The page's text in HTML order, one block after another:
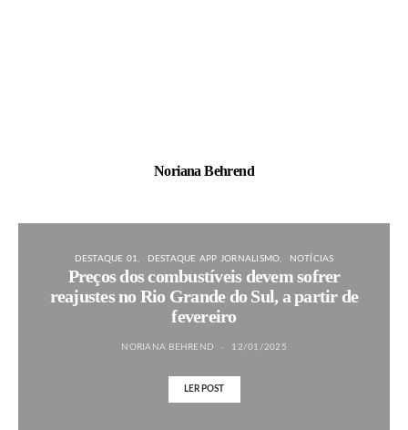
Noriana Behrend
DESTAQUE 01 DESTAQUE APP JORNALISMO NOTÍCIAS
Preços dos combustíveis devem sofrer
reajustes no Rio Grande do Sul, a partir de
fevereiro
NORIANA BEHREND 12/01/2025
LER POST